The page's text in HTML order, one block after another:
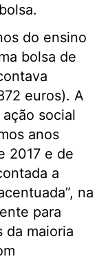
do ensino
bolsa de
euros). A
social
anos
2017 e de
a
na
para
da maioria